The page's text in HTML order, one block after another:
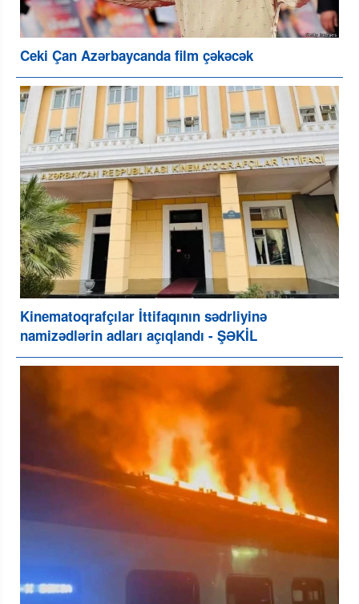
Ceki Çan Azərbaycanda film çəkəcək
Kinematoqrafçılar İttifaqının sədrliyinə
namizədlərin adları açıqlandı - ŞƏKİL